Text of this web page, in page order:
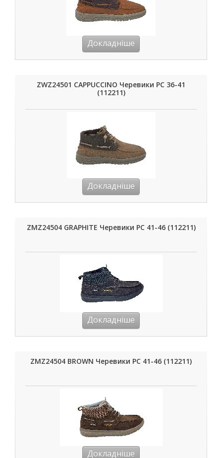
Докладніше
ZWZ24501 CAPPUCCINO Черевики РС 36-41
(112211)
Докладніше
ZMZ24504 GRAPHITE Черевики РС 41-46 (112211)
Докладніше
ZMZ24504 BROWN Черевики РС 41-46 (112211)
Докладніше